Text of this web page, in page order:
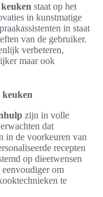
staat op het
in kunstmatige
in staat
van de gebruiker.
verbeteren,
maar ook
keuken
zijn in volle
dat
in de voorkeuren van
recepten
op dieetwensen
om
te